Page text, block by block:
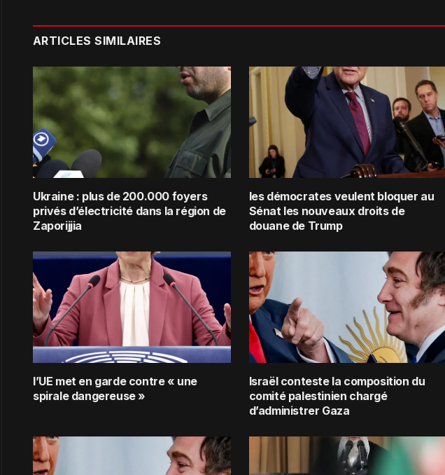
ARTICLES SIMILAIRES
Ukraine : plus de 200.000 foyers
privés d’électricité dans la région de
Zaporijjia
les démocrates veulent bloquer au
Sénat les nouveaux droits de
douane de Trump
l’UE met en garde contre « une
spirale dangereuse »
Israël conteste la composition du
comité palestinien chargé
d’administrer Gaza